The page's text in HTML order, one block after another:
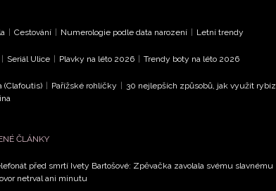
| Cestování | Numerologie podle data narození | Letní trendy
| Seriál Ulice | Plavky na léto 2026 | Trendy boty na léto 2026
(Clafoutis) | Pařížské rohlíčky | 30 nejlepších způsobů, jak využít rybíz
ČLÁNKY
před smrtí Ivety Bartošové: Zpěvačka zavolala svému slavnému
netrval ani minutu